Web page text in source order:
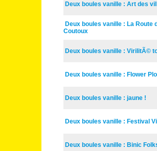
Deux boules vanille : Art des
Deux boules vanille : La Route
Coutoux
Deux boules vanille : VirilitÃ©
Deux boules vanille : Flower
Deux boules vanille : jaune !
Deux boules vanille : Festival
Deux boules vanille : Binic